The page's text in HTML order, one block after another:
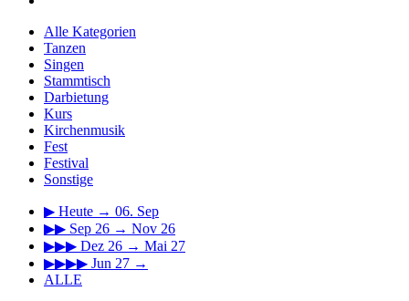
Alle Kategorien
Tanzen
Singen
Stammtisch
Darbietung
Kurs
Kirchenmusik
Fest
Festival
Sonstige
▶ Heute → 06. Sep
▶▶ Sep 26 → Nov 26
▶▶▶ Dez 26 → Mai 27
▶▶▶▶ Jun 27 →
ALLE